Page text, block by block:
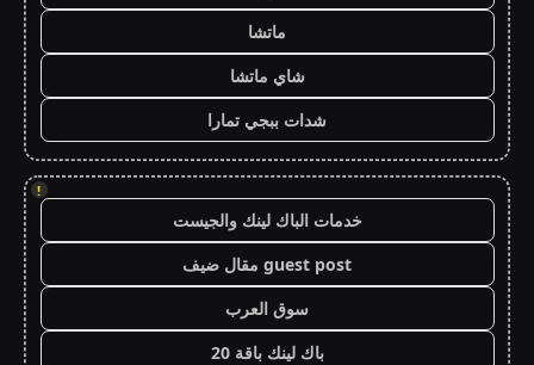
ماتشا
شاي ماتشا
شدات ببجي تمارا
!
خدمات الباك لينك والجيست
guest post مقال ضيف
سوق العرب
باك لينك باقة 20